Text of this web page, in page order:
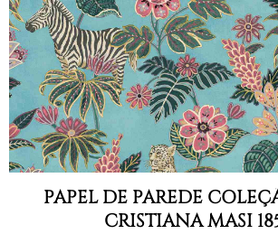
PAPEL DE PAREDE
CRISTIANA MASI